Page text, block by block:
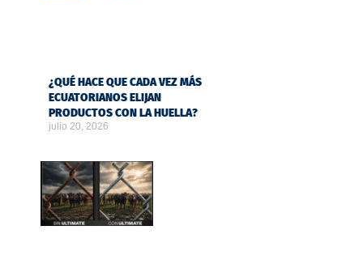
¿QUÉ HACE QUE CADA VEZ MÁS
ECUATORIANOS ELIJAN
PRODUCTOS CON LA HUELLA?
julio 20, 2026